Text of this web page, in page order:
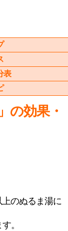
表
の効果・
のぬるま湯に
。